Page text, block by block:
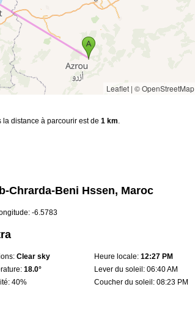
Leaflet | © OpenStreetMap
la distance à parcourir est de 1 km.
Chrarda-Beni Hssen, Maroc
-6.5783
Clear sky
18.0°
40%
Heure locale: 12:27 PM
Lever du soleil: 06:40 AM
Coucher du soleil: 08:23 PM